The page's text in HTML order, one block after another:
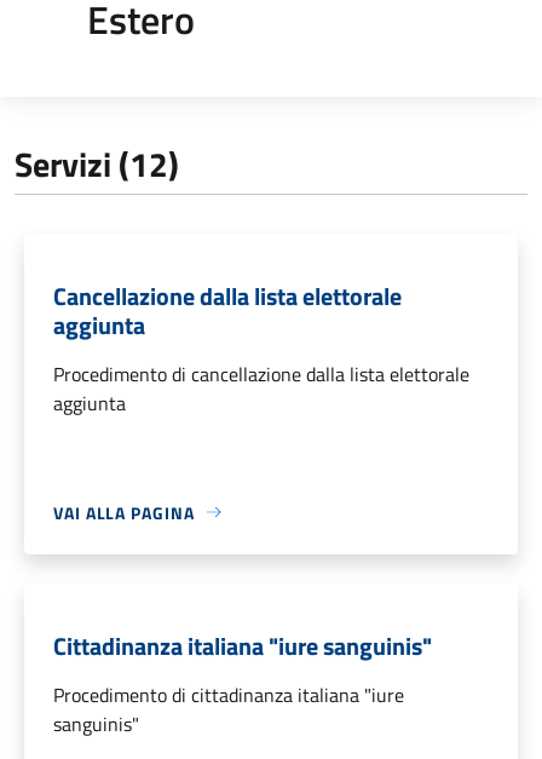
Estero
Servizi (12)
Cancellazione dalla lista elettorale
aggiunta
Procedimento di cancellazione dalla lista elettorale
aggiunta
VAI ALLA PAGINA
Cittadinanza italiana "iure sanguinis"
Procedimento di cittadinanza italiana "iure
sanguinis"